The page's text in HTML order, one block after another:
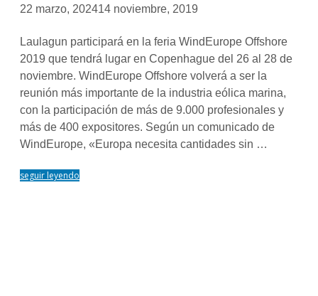
22 marzo, 202414 noviembre, 2019
Laulagun participará en la feria WindEurope Offshore
2019 que tendrá lugar en Copenhague del 26 al 28 de
noviembre. WindEurope Offshore volverá a ser la
reunión más importante de la industria eólica marina,
con la participación de más de 9.000 profesionales y
más de 400 expositores. Según un comunicado de
WindEurope, «Europa necesita cantidades sin …
seguir leyendo